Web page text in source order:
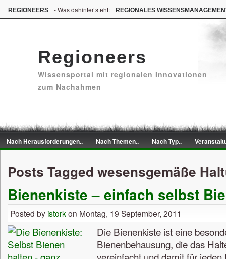
REGIONEERS - Was dahinter steht: REGIONALES
Regioneers
Wissensportal mit regionalen Innovationen
zum Nachahmen
Nach Herausforderungen.. Nach Themen.. Nach Typ..
Posts Tagged wesensgemäße
Bienenkiste – einfach selbst
Posted by istork on Montag, 19 September, 2011
Die Bienenkiste ist eine
Bienenbehausung, die das